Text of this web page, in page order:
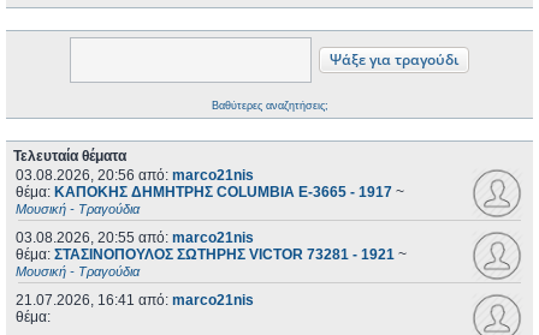
Βαθύτερες αναζητήσεις;
Τελευταία θέματα
03.08.2026, 20:56 από: marco21nis
θέμα: ΚΑΠΟΚΗΣ ΔΗΜΗΤΡΗΣ COLUMBIA E-3665 - 1917 ~
Μουσική - Τραγούδια
03.08.2026, 20:55 από: marco21nis
θέμα: ΣΤΑΣΙΝΟΠΟΥΛΟΣ ΣΩΤΗΡΗΣ VICTOR 73281 - 1921 ~
Μουσική - Τραγούδια
21.07.2026, 16:41 από: marco21nis
θέμα: